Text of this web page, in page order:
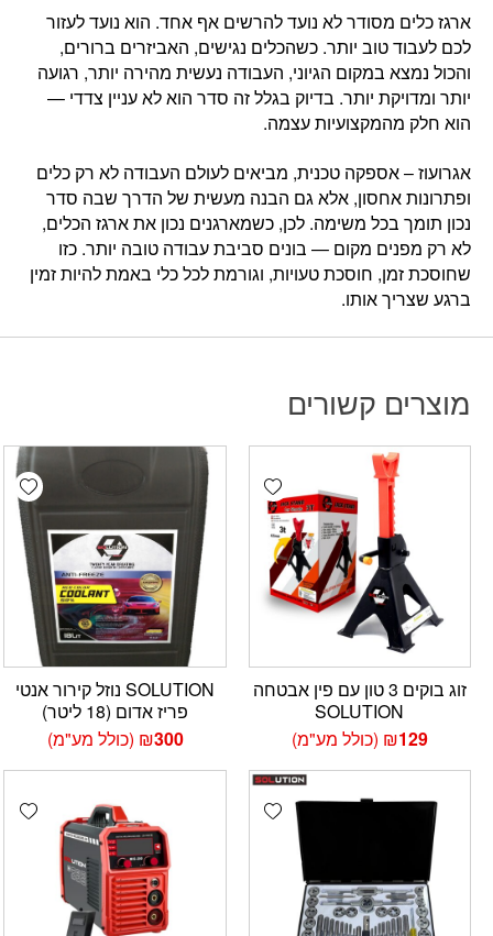
ארגז כלים מסודר לא נועד להרשים אף אחד. הוא נועד לעזור
לכם לעבוד טוב יותר. כשהכלים נגישים, האביזרים ברורים,
והכול נמצא במקום הגיוני, העבודה נעשית מהירה יותר, רגועה
יותר ומדויקת יותר. בדיוק בגלל זה סדר הוא לא עניין צדדי —
הוא חלק מהמקצועיות עצמה.
אגרועוז – אספקה טכנית, מביאים לעולם העבודה לא רק כלים
ופתרונות אחסון, אלא גם הבנה מעשית של הדרך שבה סדר
נכון תומך בכל משימה. לכן, כשמארגנים נכון את ארגז הכלים,
לא רק מפנים מקום — בונים סביבת עבודה טובה יותר. כזו
שחוסכת זמן, חוסכת טעויות, וגורמת לכל כלי באמת להיות זמין
ברגע שצריך אותו.
מוצרים קשורים
Add wishlist
זוג בוקים 3 טון עם פין אבטחה
SOLUTION
₪129 (כולל מע"מ)
SOLUTION נוזל קירור אנטי
פריז אדום (18 ליטר)
₪300 (כולל מע"מ)
Add wishlist